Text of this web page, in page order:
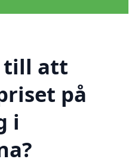
till att
på
i